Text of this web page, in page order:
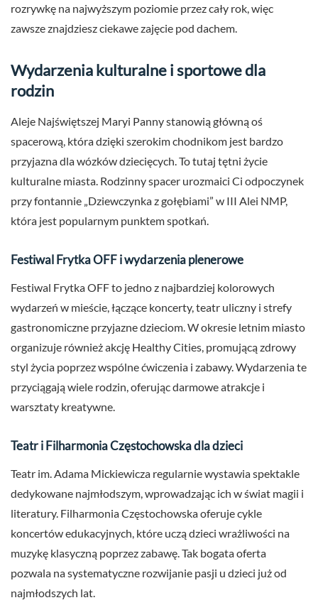
rozrywkę na najwyższym poziomie przez cały rok, więc
zawsze znajdziesz ciekawe zajęcie pod dachem.
Wydarzenia kulturalne i sportowe dla
rodzin
Aleje Najświętszej Maryi Panny stanowią główną oś
spacerową, która dzięki szerokim chodnikom jest bardzo
przyjazna dla wózków dziecięcych. To tutaj tętni życie
kulturalne miasta. Rodzinny spacer urozmaici Ci odpoczynek
przy fontannie „Dziewczynka z gołębiami” w III Alei NMP,
która jest popularnym punktem spotkań.
Festiwal Frytka OFF i wydarzenia plenerowe
Festiwal Frytka OFF to jedno z najbardziej kolorowych
wydarzeń w mieście, łączące koncerty, teatr uliczny i strefy
gastronomiczne przyjazne dzieciom. W okresie letnim miasto
organizuje również akcję Healthy Cities, promującą zdrowy
styl życia poprzez wspólne ćwiczenia i zabawy. Wydarzenia te
przyciągają wiele rodzin, oferując darmowe atrakcje i
warsztaty kreatywne.
Teatr i Filharmonia Częstochowska dla dzieci
Teatr im. Adama Mickiewicza regularnie wystawia spektakle
dedykowane najmłodszym, wprowadzając ich w świat magii i
literatury. Filharmonia Częstochowska oferuje cykle
koncertów edukacyjnych, które uczą dzieci wrażliwości na
muzykę klasyczną poprzez zabawę. Tak bogata oferta
pozwala na systematyczne rozwijanie pasji u dzieci już od
najmłodszych lat.